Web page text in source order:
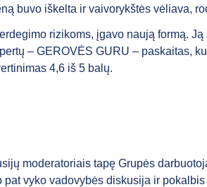
buvo iškelta ir vaivorykštės vėliava,
rizikoms, įgavo naują formą.
– GEROVĖS GURU – paskaitas,
4,6 iš 5 balų.
moderatoriais tapę Grupės
vyko vadovybės diskusija ir